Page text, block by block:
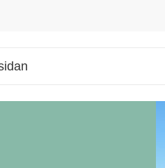
tecken för att kunna skicka sökningen.